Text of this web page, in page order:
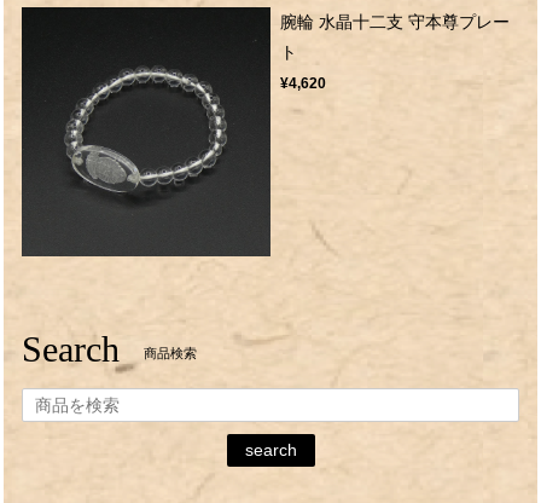
腕輪 水晶十二支 守本尊プレー
ト
¥4,620
Search 商品検索
search